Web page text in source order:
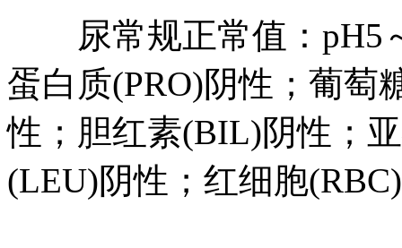
尿常规正常值：pH5～
蛋白质(PRO)阴性；葡萄
性；胆红素(BIL)阴性；
(LEU)阴性；红细胞